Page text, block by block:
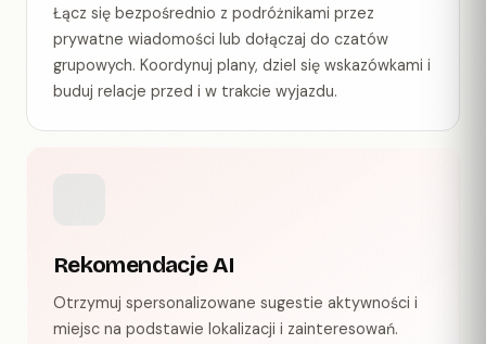
Łącz się bezpośrednio z podróżnikami przez
prywatne wiadomości lub dołączaj do czatów
grupowych. Koordynuj plany, dziel się wskazówkami i
buduj relacje przed i w trakcie wyjazdu.
Rekomendacje AI
Otrzymuj spersonalizowane sugestie aktywności i
miejsc na podstawie lokalizacji i zainteresowań.